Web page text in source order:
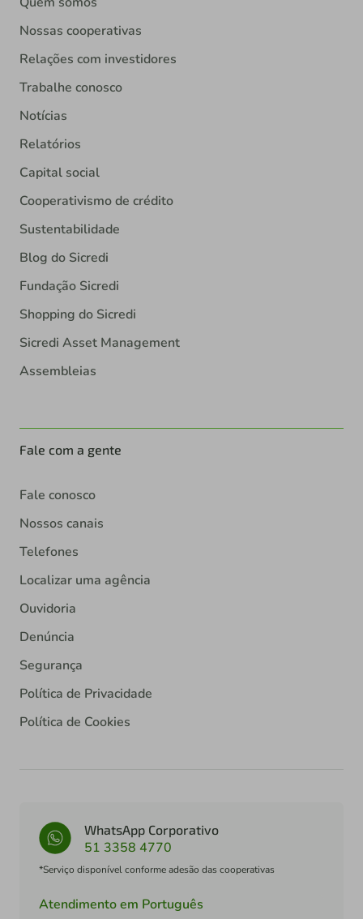
Nossas cooperativas
Relações com investidores
Trabalhe conosco
Notícias
Relatórios
Capital social
Cooperativismo de crédito
Sustentabilidade
Blog do Sicredi
Fundação Sicredi
Shopping do Sicredi
Sicredi Asset Management
Assembleias
Fale com a gente
Fale conosco
Nossos canais
Telefones
Localizar uma agência
Ouvidoria
Denúncia
Segurança
Política de Privacidade
Política de Cookies
WhatsApp Corporativo
51 3358 4770
*Serviço disponível conforme adesão das cooperativas
Atendimento em Português